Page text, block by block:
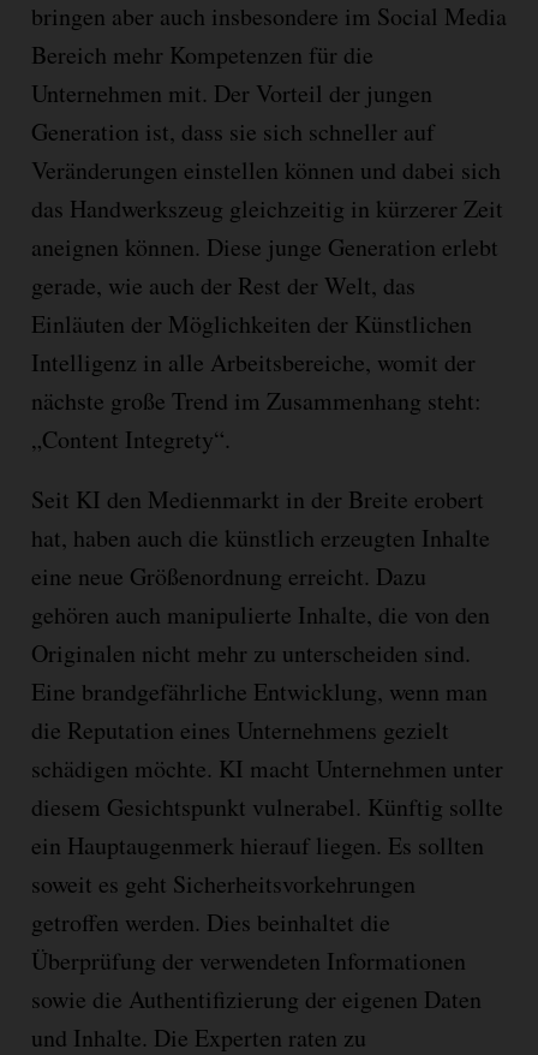
bringen aber auch insbesondere im Social Media
Bereich mehr Kompetenzen für die
Unternehmen mit. Der Vorteil der jungen
Generation ist, dass sie sich schneller auf
Veränderungen einstellen können und dabei sich
das Handwerkszeug gleichzeitig in kürzerer Zeit
aneignen können. Diese junge Generation erlebt
gerade, wie auch der Rest der Welt, das
Einläuten der Möglichkeiten der Künstlichen
Intelligenz in alle Arbeitsbereiche, womit der
nächste große Trend im Zusammenhang steht:
„Content Integrety“.
Seit KI den Medienmarkt in der Breite erobert
hat, haben auch die künstlich erzeugten Inhalte
eine neue Größenordnung erreicht. Dazu
gehören auch manipulierte Inhalte, die von den
Originalen nicht mehr zu unterscheiden sind.
Eine brandgefährliche Entwicklung, wenn man
die Reputation eines Unternehmens gezielt
schädigen möchte. KI macht Unternehmen unter
diesem Gesichtspunkt vulnerabel. Künftig sollte
ein Hauptaugenmerk hierauf liegen. Es sollten
soweit es geht Sicherheitsvorkehrungen
getroffen werden. Dies beinhaltet die
Überprüfung der verwendeten Informationen
sowie die Authentifizierung der eigenen Daten
und Inhalte. Die Experten raten zu